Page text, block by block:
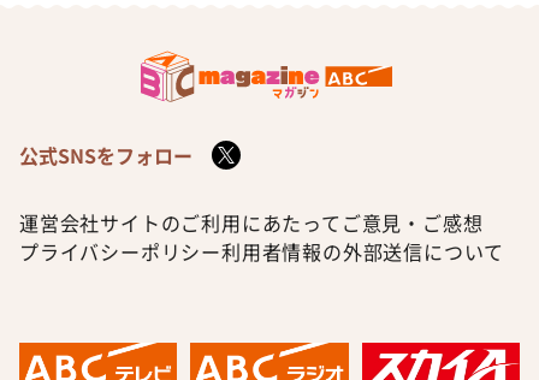
公式SNSをフォロー
運営会社サイトのご利用にあたって ご意見・ご感想
プライバシーポリシー利用者情報の外部送信について